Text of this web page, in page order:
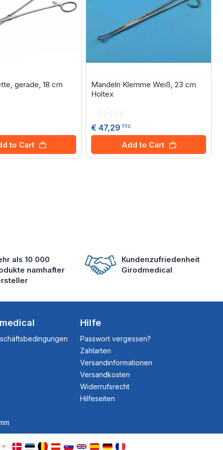
gerade, 18 cm
to Cart
Mandeln Klemme Weiß, 23 cm
Holtex
Rating:
€ 47,29 TTC
Add to Cart
als 10 000
namhafter
Kundenzufriedenheit
Girodmedical
Hilfe
Passwort vergessen?
Zahlarten
Versandinformationen
Versandkosten
Widerrufsrecht
Hilfeseiten